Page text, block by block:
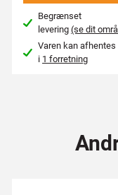
Begrænset
levering(se dit
Varen kan afhentes
i 1 forretning